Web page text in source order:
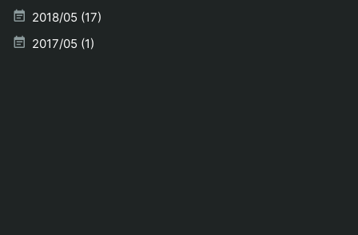
2018/05 (17)
2017/05 (1)